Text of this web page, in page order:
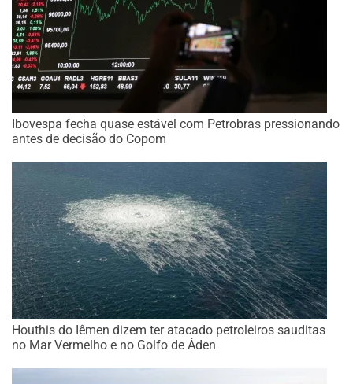
Ibovespa fecha quase estável com Petrobras pressionando
antes de decisão do Copom
Houthis do Iêmen dizem ter atacado petroleiros sauditas
no Mar Vermelho e no Golfo de Áden